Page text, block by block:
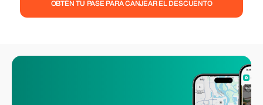
OBTÉN TU PASE PARA CANJEAR EL DESCUENTO